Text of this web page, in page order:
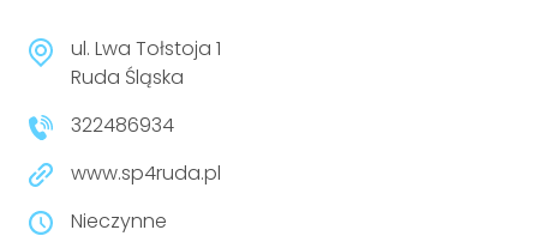
ul. Lwa Tołstoja 1
Ruda Śląska
322486934
www.sp4ruda.pl
Nieczynne